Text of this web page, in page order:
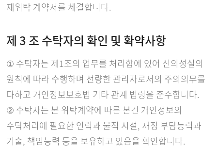
재위탁 계약서를 체결합니다.
제 3 조 수탁자의 확인 및 확약사항
① 수탁자는 제1조의 업무를 처리함에 있어 신의성실의
원칙에 따라 수행하며 선량한 관리자로서의 주의의무를
다하고 개인정보보호법 기타 관계 법령을 준수합니다.
② 수탁자는 본 위탁계약에 따른 본건 개인정보의
수탁처리에 필요한 인력과 물적 시설, 재정 부담능력과
기술, 책임능력 등을 보유하고 있음을 확인합니다.